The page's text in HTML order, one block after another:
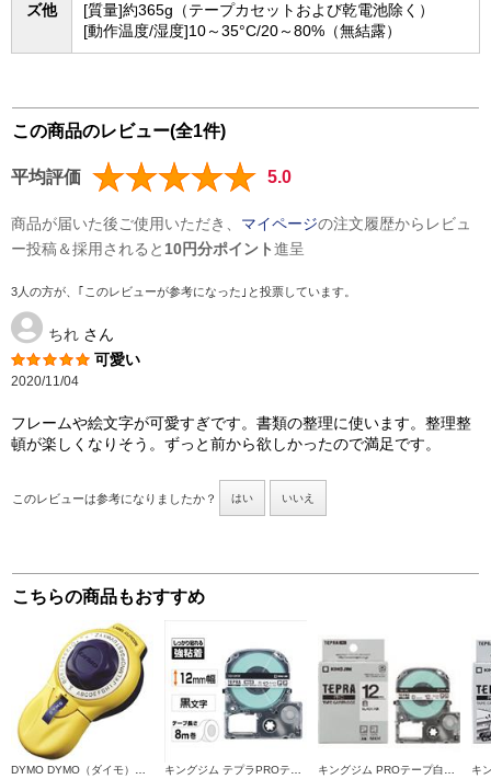
ズ他
[質量]約365g（テープカセットおよび乾電池除く）
[動作温度/湿度]10～35°C/20～80%（無結露）
この商品のレビュー(全1件)
平均評価 5.0
商品が届いた後ご使用いただき、 マイページの注文履歴からレビュ
ー投稿＆採用されると 10円分ポイント進呈
3人の方が、｢このレビューが参考になった｣と投票しています。
ちれ さん
可愛い
2020/11/04
フレームや絵文字が可愛すぎです。書類の整理に使います。整理整
頓が楽しくなりそう。ずっと前から欲しかったので満足です。
このレビューは参考になりましたか？ はい いいえ
こちらの商品もおすすめ
DYMO DYMO（ダイモ）【ラベルライター/テープライター/エンボスシール/キューティコン/イエロー/DM20008】 DM20008 キングジム テプラPROテープカートリッジ 強粘着 白ラベル黒文字 12mm SS12KW キングジム PROテープ白ラベル黒文字 12mm SS12K